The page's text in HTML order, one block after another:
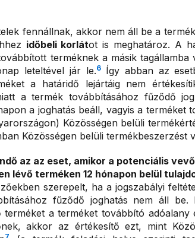
fennállnak, akkor nem áll be a
időbeli korlátot is meghatároz. A
terméknek a másik
leteltével jár le.6Így abban az
a határidő lejártáig nem
a termék továbbításához fűződő
a joghatás beáll, vagyis a terméket
Közösségen belüli
Közösségen belüli termékbeszerzést
az az eset, amikor a potenciális
lévő terméken 12 hónapon belül
szerepelt, ha a jogszabályi
fűződő joghatás nem áll be.
terméket a terméket továbbító
akkor az értékesítő ezt, mint